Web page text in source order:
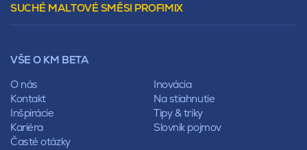
Mansardová
Pultová
Sedlová
Polovalbová
Stanová
Mansardová
Pultová
Hodonka
Preklady
Lícové murivo
Pálené zdivo Profiblok
Nosné murivo
Priečky
Vencovky
Preklady
SUCHÉ MALTOVÉ SMĚSI PROFIMIX
VŠE O KM BETA
O nás
Inovácia
Kontakt
Na stiahnutie
Inšpirácie
Tipy & triky
Kariéra
Slovník pojmov
Časté otázky